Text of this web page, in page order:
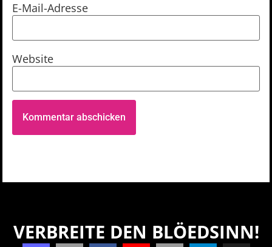
E-Mail-Adresse
Website
VERBREITE DEN BLÖEDSINN!